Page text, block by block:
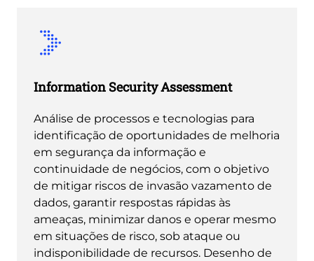
Information Security Assessment
Análise de processos e tecnologias para
identificação de oportunidades de melhoria
em segurança da informação e
continuidade de negócios, com o objetivo
de mitigar riscos de invasão vazamento de
dados, garantir respostas rápidas às
ameaças, minimizar danos e operar mesmo
em situações de risco, sob ataque ou
indisponibilidade de recursos. Desenho de